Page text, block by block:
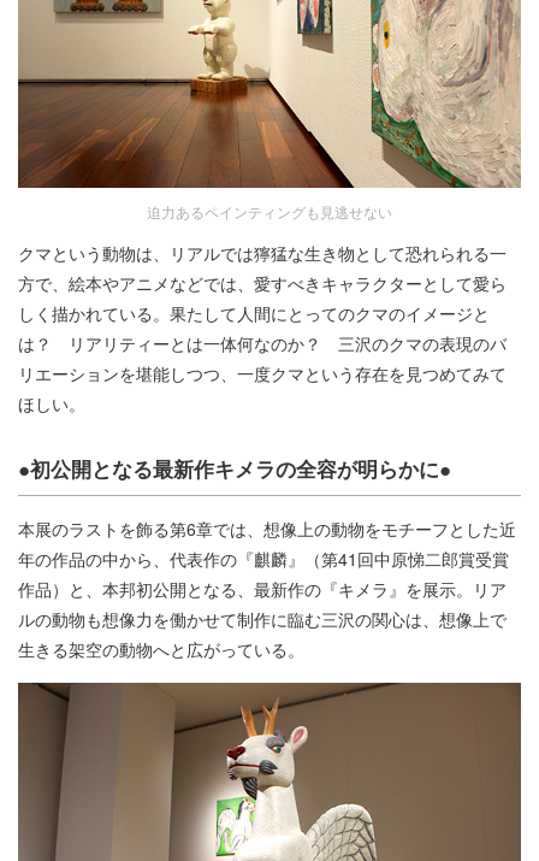
迫力あるペインティングも見逃せない
クマという動物は、リアルでは獰猛な生き物として恐れられる一
方で、絵本やアニメなどでは、愛すべきキャラクターとして愛ら
しく描かれている。果たして人間にとってのクマのイメージと
は？ リアリティーとは一体何なのか？ 三沢のクマの表現のバ
リエーションを堪能しつつ、一度クマという存在を見つめてみて
ほしい。
●初公開となる最新作キメラの全容が明らかに●
本展のラストを飾る第6章では、想像上の動物をモチーフとした近
年の作品の中から、代表作の『麒麟』（第41回中原悌二郎賞受賞
作品）と、本邦初公開となる、最新作の『キメラ』を展示。リア
ルの動物も想像力を働かせて制作に臨む三沢の関心は、想像上で
生きる架空の動物へと広がっている。